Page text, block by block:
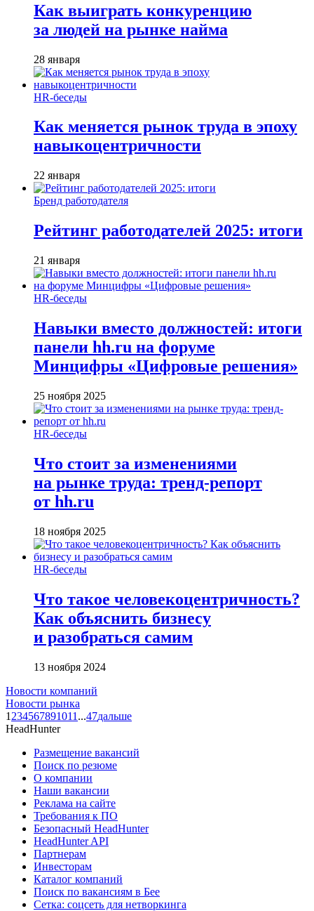
Как выиграть конкуренцию
за людей на рынке найма
28 января
HR-беседы
Как меняется рынок труда в эпоху
навыкоцентричности
22 января
Бренд работодателя
Рейтинг работодателей 2025: итоги
21 января
HR-беседы
Навыки вместо должностей: итоги
панели hh.ru на форуме
Минцифры «Цифровые решения»
25 ноября 2025
HR-беседы
Что стоит за изменениями
на рынке труда: тренд-репорт
от hh.ru
18 ноября 2025
HR-беседы
Что такое человеко­центричность?
Как объяснить бизнесу
и разобраться самим
13 ноября 2024
Новости компаний
Новости рынка
1 234567891011 ...47дальше
HeadHunter
Размещение вакансий
Поиск по резюме
О компании
Наши вакансии
Реклама на сайте
Требования к ПО
Безопасный HeadHunter
HeadHunter API
Партнерам
Инвесторам
Каталог компаний
Поиск по вакансиям в Бее
Сетка: соцсеть для нетворкинга